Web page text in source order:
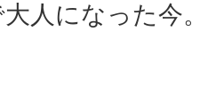
人になった今